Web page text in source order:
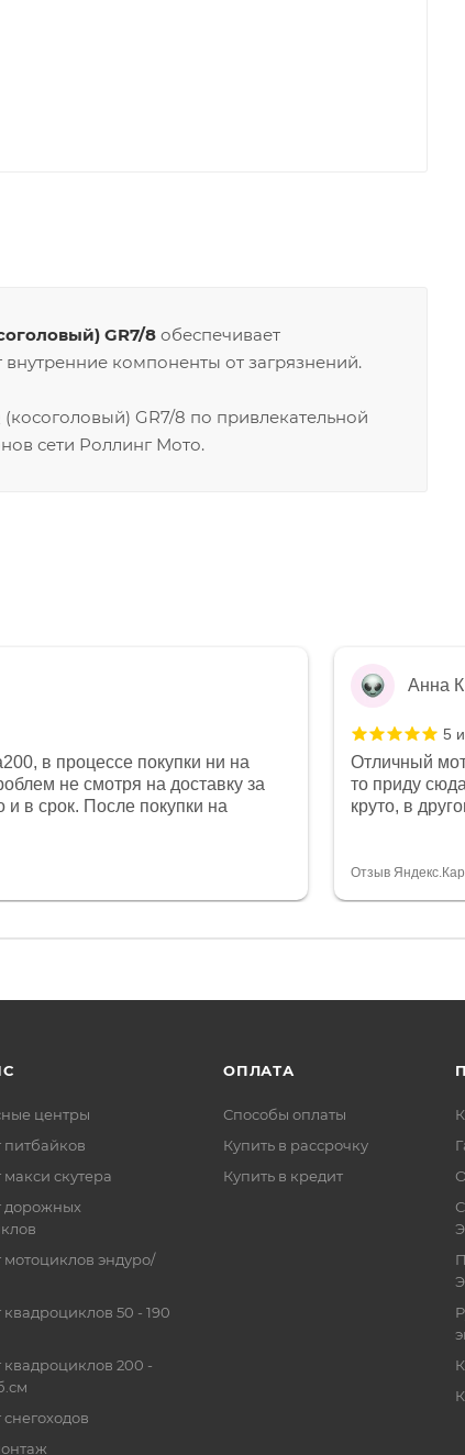
GR7/8 обеспечивает
компоненты от загрязнений.
GR7/8 по привлекательной
сети Роллинг Мото.
в процессе покупки ни на
не смотря на доставку за
в срок. После покупки на
этом представители магазина
итоге проблема была решена.
к клиенту после
Анна К
5
Отличный
то приду
круто, в
спасибо
Отзыв
центры
питбайков
скутера
дорожных
мотоциклов эндуро/
50 - 190
квадроциклов 200 -
ОПЛАТА
Способы оплаты
Купить в рассрочку
Купить в кредит